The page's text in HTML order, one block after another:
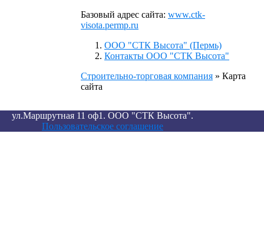
Базовый адрес сайта: www.ctk-
visota.permp.ru
ООО "СТК Высота" (Пермь)
Контакты ООО "СТК Высота"
Строительно-торговая компания » Карта
сайта
ул.Маршрутная 11 оф1. ООО "СТК Высота".
Пользовательское соглашение